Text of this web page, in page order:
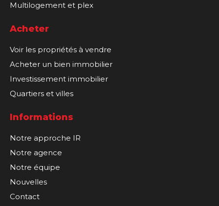
Multilogement et plex
Acheter
Voir les propriétés à vendre
Acheter un bien immobilier
Investissement immobilier
Quartiers et villes
Informations
Notre approche IR
Notre agence
Notre équipe
Nouvelles
Contact